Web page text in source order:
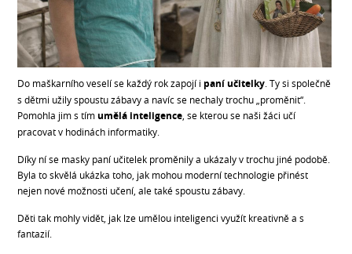
Do maškarního veselí se každý rok zapojí i paní učitelky . Ty si společně
s dětmi užily spoustu zábavy a navíc se nechaly trochu „proměnit“.
Pomohla jim s tímumělá inteligence , se kterou se naši žáci učí
pracovat v hodinách informatiky.
Díky ní se masky paní učitelek proměnily a ukázaly v trochu jiné podobě.
Byla to skvělá ukázka toho, jak mohou moderní technologie přinést
nejen nové možnosti učení, ale také spoustu zábavy.
Děti tak mohly vidět, jak lze umělou inteligenci využít kreativně a s
fantazií.